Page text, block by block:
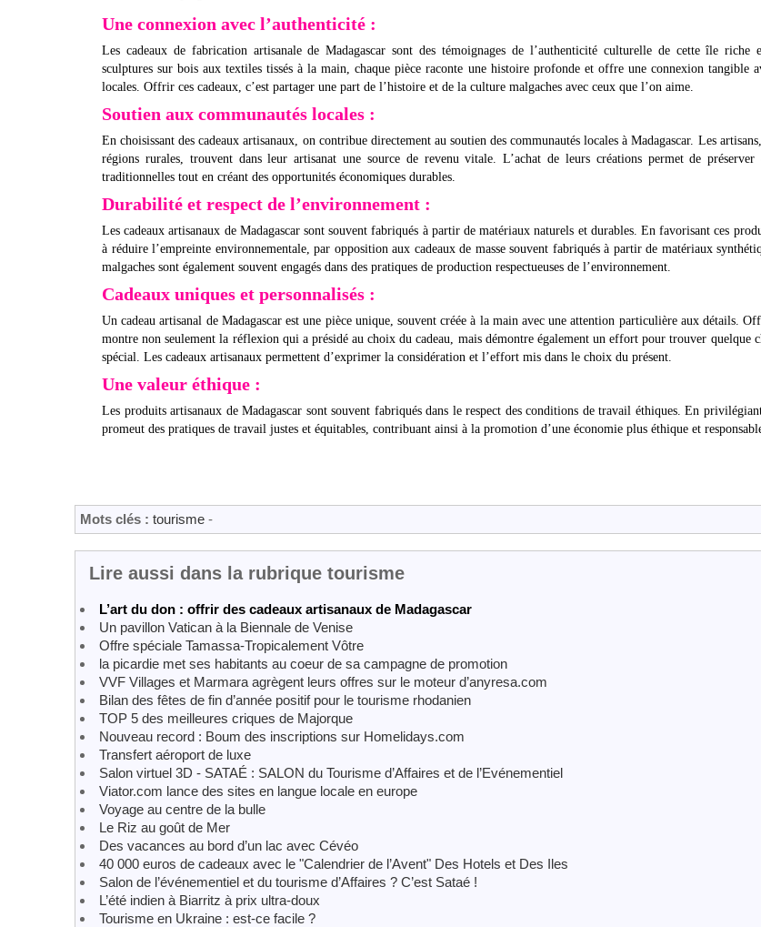
Une connexion avec l’authenticité :
Les cadeaux de fabrication artisanale de Madagascar sont des témoignages de l’authenticité culturelle de cette île riche
sculptures sur bois aux textiles tissés à la main, chaque pièce raconte une histoire profonde et offre une connexion tangible
locales. Offrir ces cadeaux, c’est partager une part de l’histoire et de la culture malgaches avec ceux que l’on aime.
Soutien aux communautés locales :
En choisissant des cadeaux artisanaux, on contribue directement au soutien des communautés locales à Madagascar. Les
régions rurales, trouvent dans leur artisanat une source de revenu vitale. L’achat de leurs créations permet de préserver
traditionnelles tout en créant des opportunités économiques durables.
Durabilité et respect de l’environnement :
Les cadeaux artisanaux de Madagascar sont souvent fabriqués à partir de matériaux naturels et durables. En favorisant ces
à réduire l’empreinte environnementale, par opposition aux cadeaux de masse souvent fabriqués à partir de matériaux
malgaches sont également souvent engagés dans des pratiques de production respectueuses de l’environnement.
Cadeaux uniques et personnalisés :
Un cadeau artisanal de Madagascar est une pièce unique, souvent créée à la main avec une attention particulière aux détails.
montre non seulement la réflexion qui a présidé au choix du cadeau, mais démontre également un effort pour trouver quelque
spécial. Les cadeaux artisanaux permettent d’exprimer la considération et l’effort mis dans le choix du présent.
Une valeur éthique :
Les produits artisanaux de Madagascar sont souvent fabriqués dans le respect des conditions de travail éthiques. En
promeut des pratiques de travail justes et équitables, contribuant ainsi à la promotion d’une économie plus éthique et
Mots clés : tourisme -
Lire aussi dans la rubrique tourisme
L’art du don : offrir des cadeaux artisanaux de Madagascar
Un pavillon Vatican à la Biennale de Venise
Offre spéciale Tamassa-Tropicalement Vôtre
la picardie met ses habitants au coeur de sa campagne de promotion
VVF Villages et Marmara agrègent leurs offres sur le moteur d’anyresa.com
Bilan des fêtes de fin d’année positif pour le tourisme rhodanien
TOP 5 des meilleures criques de Majorque
Nouveau record : Boum des inscriptions sur Homelidays.com
Transfert aéroport de luxe
Salon virtuel 3D - SATAÉ : SALON du Tourisme d’Affaires et de l’Evénementiel
Viator.com lance des sites en langue locale en europe
Voyage au centre de la bulle
Le Riz au goût de Mer
Des vacances au bord d’un lac avec Cévéo
40 000 euros de cadeaux avec le "Calendrier de l’Avent" Des Hotels et Des Iles
Salon de l’événementiel et du tourisme d’Affaires ? C’est Sataé !
L’été indien à Biarritz à prix ultra-doux
Tourisme en Ukraine : est-ce facile ?